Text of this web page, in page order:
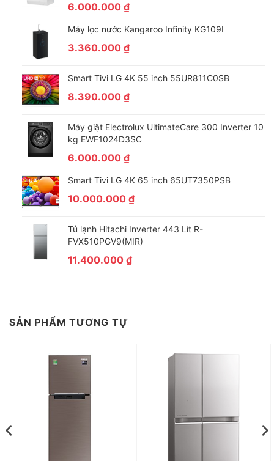
*Hình ảnh chỉ mang tính chất minh hoạ
Rau củ tươi ngon với ngăn rau cân bằng ẩm Big Fresh
Với 2 ngăn rau lớn Big Fresh Zone, bạn có thể thoải mái cất trữ
và phân loại một lượng lớn rau củ quả mà vẫn không lo thực
tươi ngon.
Khay để đồ rộng, chất liệu kính chịu lực bền bỉ
6.000.000 ₫
Máy lọc nước Kangaroo Infinity KG109I
3.360.000 ₫
Smart Tivi LG 4K 55 inch 55UR811C0SB
8.390.000 ₫
Máy giặt Electrolux UltimateCare 300 Inverter 10
kg EWF1024D3SC
6.000.000 ₫
Smart Tivi LG 4K 65 inch 65UT7350PSB
10.000.000 ₫
Tủ lạnh Hitachi Inverter 443 Lít R-
FVX510PGV9(MIR)
11.400.000 ₫
SẢN PHẨM TƯƠNG TỰ